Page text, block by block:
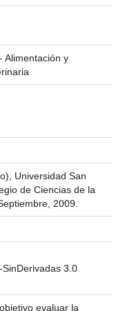
Alimentación y
Universidad San
de Ciencias de la
2009.
3.0
evaluar la